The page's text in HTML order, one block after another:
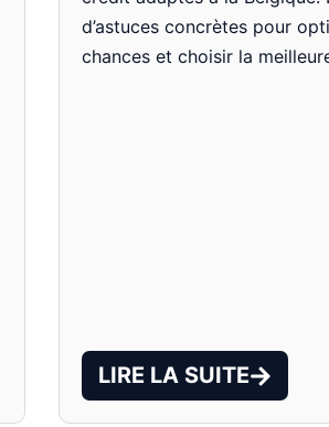
d’astuces concrètes pour
chances et choisir la
LIRE LA SUITE